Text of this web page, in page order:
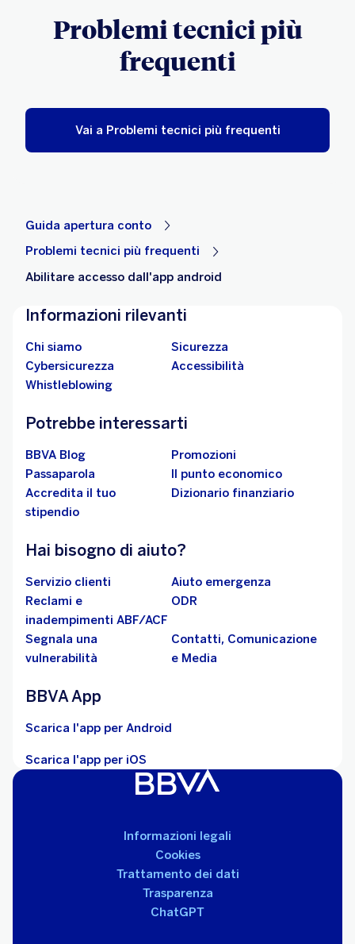
Problemi tecnici più
frequenti
Vai a Problemi tecnici più frequenti
Guida apertura conto
Problemi tecnici più frequenti
Abilitare accesso dall'app android
Informazioni rilevanti
Chi siamo
Sicurezza
Cybersicurezza
Accessibilità
Whistleblowing
Potrebbe interessarti
BBVA Blog
Promozioni
Passaparola
Il punto economico
Accredita il tuo
stipendio
Dizionario finanziario
Hai bisogno di aiuto?
Servizio clienti
Aiuto emergenza
Reclami e
inadempimenti ABF/ACF
ODR
Segnala una
vulnerabilità
Contatti, Comunicazione
e Media
BBVA App
Scarica l'app per Android
Scarica l'app per iOS
Informazioni legali
Cookies
Trattamento dei dati
Trasparenza
ChatGPT